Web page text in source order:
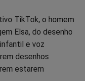
TikTok, o homem
Elsa, do desenho
e voz
desenhos
estarem